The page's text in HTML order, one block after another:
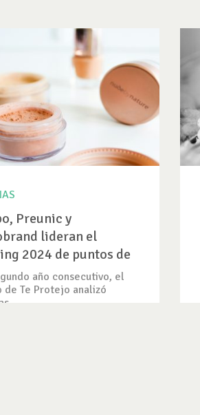
Preunic y
lideran el
2024 de puntos de
Cruelty Free en Chile
año consecutivo, el
de Te Protejo analizó